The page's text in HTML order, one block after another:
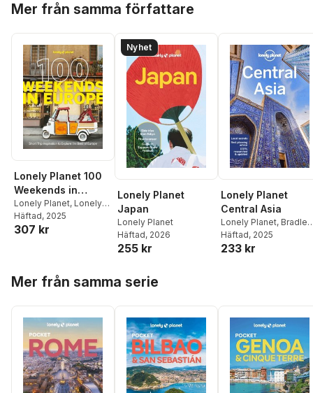
Mer från samma författare
Lonely Planet 100
Weekends in
Europe
Lonely Planet, Lonely
Planet
Häftad, 2025
307 kr
Nyhet
Lonely Planet
Japan
Lonely Planet
Häftad, 2026
255 kr
Lonely Planet
Central Asia
Lonely Planet, Bradley
Mayhew,Mark Elliott
Anna Kaminski
Häftad, 2025
233 kr
Mer från samma serie